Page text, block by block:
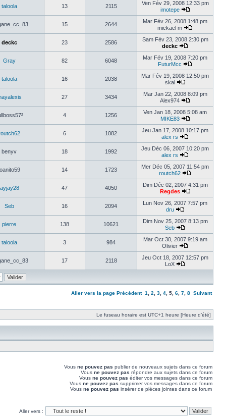
taloola 13 2115
Ven Fév 29, 2008 12:33 pm
imotepe
15 2644
Mar Fév 26, 2008 1:48 pm
mickael m
deckc 23 2586
Sam Fév 23, 2008 2:30 pm
deckc
Gray 82 6048
Mar Fév 19, 2008 7:20 pm
FuturMcc
taloola 16 2038
Mar Fév 19, 2008 12:50 pm
skal
27 3434
Mar Jan 22, 2008 8:09 pm
Alex974
4 1256
Ven Jan 18, 2008 5:08 am
MIKE83
6 1082
Jeu Jan 17, 2008 10:17 pm
alex rs
benyv 18 1992
Jeu Déc 06, 2007 10:20 pm
alex rs
14 1723
Mer Déc 05, 2007 11:54 pm
routch62
47 4050
Dim Déc 02, 2007 4:31 pm
Regdes
Seb 16 2094
Lun Nov 26, 2007 7:57 pm
dru
pierre 138 10621
Dim Nov 25, 2007 8:13 pm
Seb
taloola 3 984
Mar Oct 30, 2007 9:19 am
Olivier
17 2118
Jeu Oct 18, 2007 12:57 pm
LoX
Aller vers la page Précédent 1 2 3 4 5 6 7 8 Suivant
Le fuseau horaire est UTC+1 heure [Heure d’été]
Vous ne pouvez pas publier de nouveaux sujets dans ce forum
Vous ne pouvez pas répondre aux sujets dans ce forum
Vous ne pouvez pas éditer vos messages dans ce forum
Vous ne pouvez pas supprimer vos messages dans ce forum
Vous ne pouvez pas insérer de pièces jointes dans ce forum
Aller vers :